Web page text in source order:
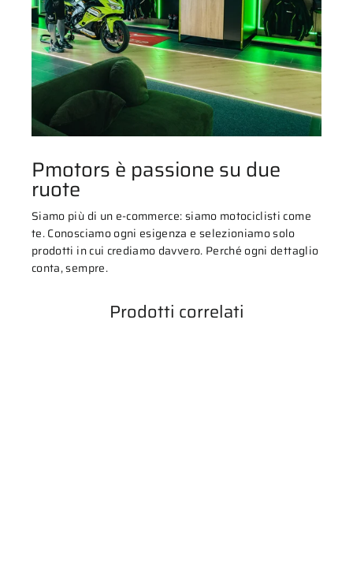
Pmotors è passione su due
ruote
Siamo più di un e-commerce: siamo motociclisti come
te. Conosciamo ogni esigenza e selezioniamo solo
prodotti in cui crediamo davvero. Perché ogni dettaglio
conta, sempre.
Prodotti correlati